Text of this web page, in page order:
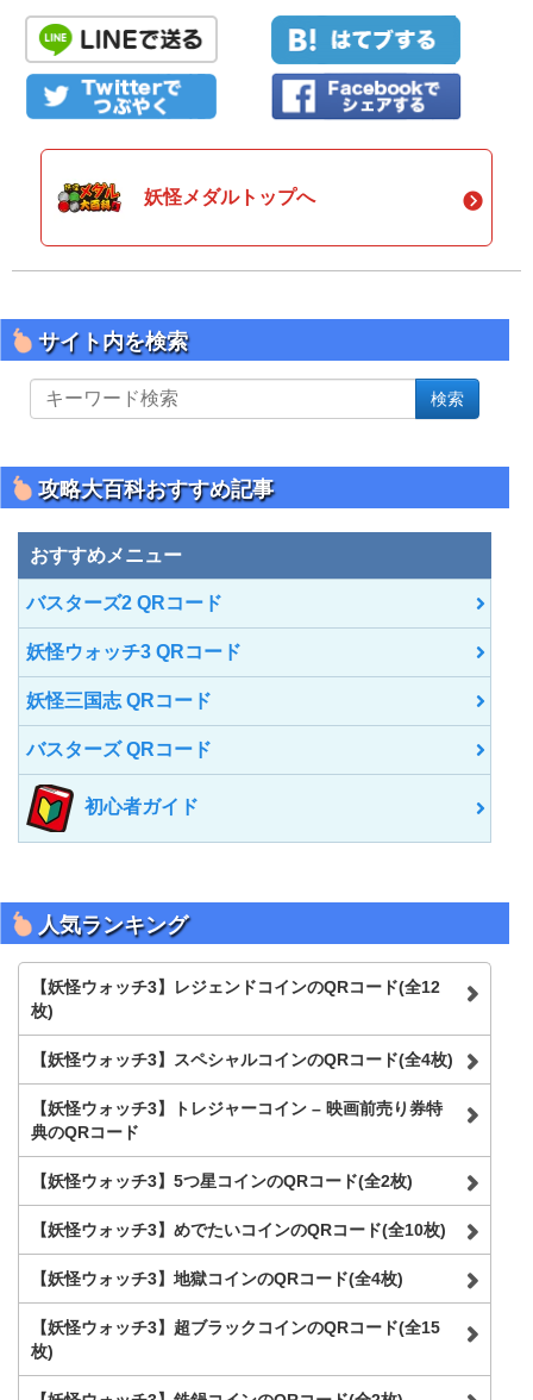
妖怪メダルトップへ
サイト内を検索
イ
を
検
索
検索
攻略大百科おすすめ記事
おすすめメニュー
バスターズ2 QRコード
妖怪ウォッチ3 QRコード
妖怪三国志 QRコード
バスターズ QRコード
初心者ガイド
人気ランキング
【妖怪ウォッチ3】レジェンドコインのQRコード(全12
枚)
【妖怪ウォッチ3】スペシャルコインのQRコード(全4枚)
【妖怪ウォッチ3】トレジャーコイン – 映画前売り券特
典のQRコード
【妖怪ウォッチ3】5つ星コインのQRコード(全2枚)
【妖怪ウォッチ3】めでたいコインのQRコード(全10枚)
【妖怪ウォッチ3】地獄コインのQRコード(全4枚)
【妖怪ウォッチ3】超ブラックコインのQRコード(全15
枚)